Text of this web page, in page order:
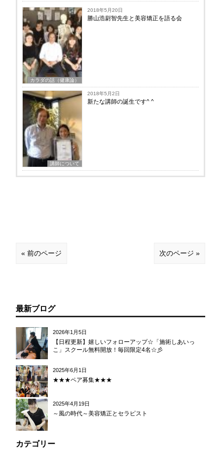
カラダの話（健康論）
2018年5月20日
勝山浩尉智先生と美容矯正を語る会
講師について
2018年5月2日
新たな講師の誕生です^ ^
« 前のページ 次のページ »
最新ブログ
2026年1月5日
【日程更新】嬉しいフォローアップ☆「施術しあいっ
こ」スクール無料開放！毎回限定4名☆彡
2025年6月1日
★★★ペア募集★★★
2025年4月19日
～風の時代～美容矯正とセラピスト
カテゴリー